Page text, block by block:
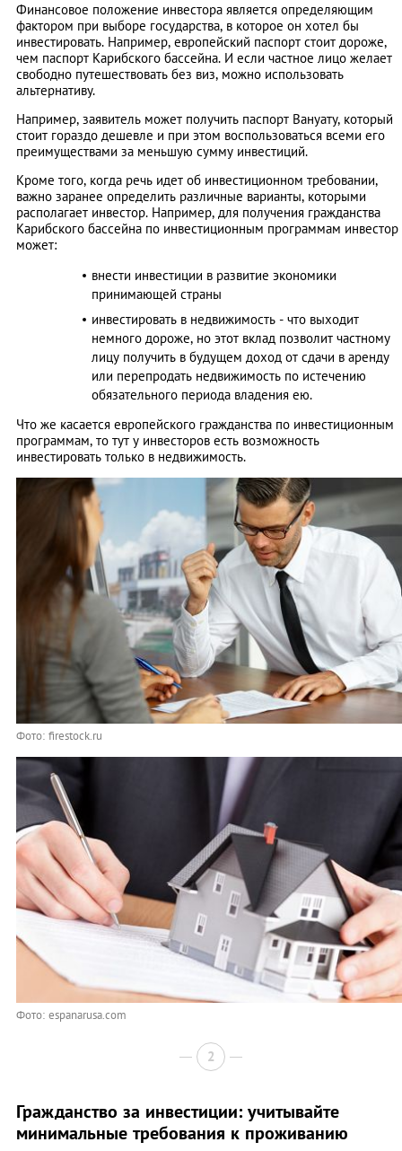
Финансовое положение инвестора является определяющим
фактором при выборе государства, в которое он хотел бы
инвестировать. Например, европейский паспорт стоит дороже,
чем паспорт Карибского бассейна. И если частное лицо желает
свободно путешествовать без виз, можно использовать
альтернативу.
Например, заявитель может получить паспорт Вануату, который
стоит гораздо дешевле и при этом воспользоваться всеми его
преимуществами за меньшую сумму инвестиций.
Кроме того, когда речь идет об инвестиционном требовании,
важно заранее определить различные варианты, которыми
располагает инвестор. Например, для получения гражданства
Карибского бассейна по инвестиционным программам инвестор
может:
внести инвестиции в развитие экономики
принимающей страны
инвестировать в недвижимость - что выходит
немного дороже, но этот вклад позволит частному
лицу получить в будущем доход от сдачи в аренду
или перепродать недвижимость по истечению
обязательного периода владения ею.
Что же касается европейского гражданства по инвестиционным
программам, то тут у инвесторов есть возможность
инвестировать только в недвижимость.
Фото: firestock.ru
Фото: espanarusa.com
2
Гражданство за инвестиции: учитывайте
минимальные требования к проживанию